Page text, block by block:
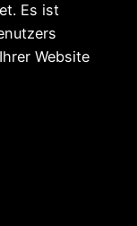
Es ist
Website